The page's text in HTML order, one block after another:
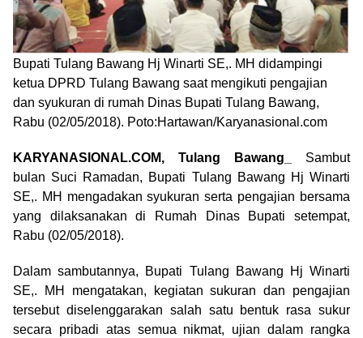
Bupati Tulang Bawang Hj Winarti SE,. MH didampingi
ketua DPRD Tulang Bawang saat mengikuti pengajian
dan syukuran di rumah Dinas Bupati Tulang Bawang,
Rabu (02/05/2018). Poto:Hartawan/Karyanasional.com
KARYANASIONAL.COM, Tulang Bawang_
Sambut
bulan Suci Ramadan, Bupati Tulang Bawang Hj Winarti
SE,. MH mengadakan syukuran serta pengajian bersama
yang dilaksanakan di Rumah Dinas Bupati setempat,
Rabu (02/05/2018).
Dalam sambutannya, Bupati Tulang Bawang Hj Winarti
SE,. MH mengatakan, kegiatan sukuran dan pengajian
tersebut diselenggarakan salah satu bentuk rasa sukur
secara pribadi atas semua nikmat, ujian dalam rangka